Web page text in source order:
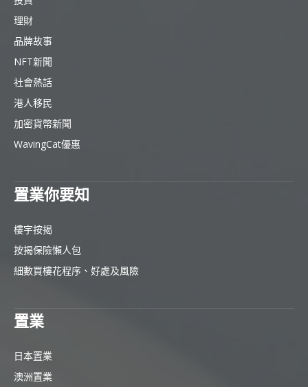
理財
品牌故事
NFT新聞
社會熱話
港人移民
加密貨幣新聞
WavingCat優惠
置業你要知
樓宇按揭
按揭保險懶人包
細數買樓花程序、好處及風險
置業
日本置業
澳洲置業